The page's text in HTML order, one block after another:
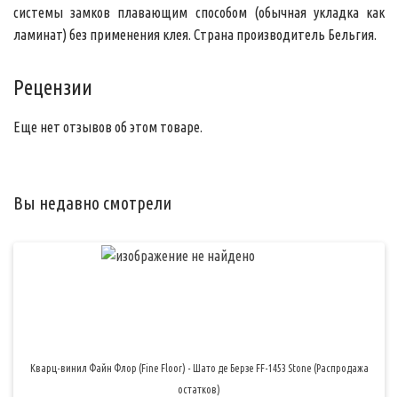
системы замков плавающим способом (обычная укладка как
ламинат) без применения клея. Страна производитель Бельгия.
Рецензии
Еще нет отзывов об этом товаре.
Вы недавно смотрели
Кварц-винил Файн Флор (Fine Floor) - Шато де Берзе FF-1453 Stone (Распродажа
остатков)